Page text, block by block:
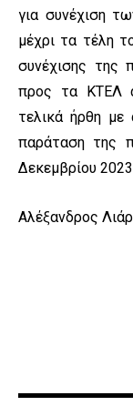
για συνέχιση
μέχρι τα τέλη
συνέχισης της
προς τα ΚΤΕΛ
τελικά ήρθη με
παράταση της
Δεκεμβρίου
Αλέξανδρος